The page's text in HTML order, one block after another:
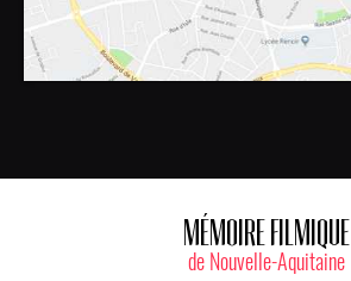
MÉMOIRE FILMIQUE
de Nouvelle-Aquitaine